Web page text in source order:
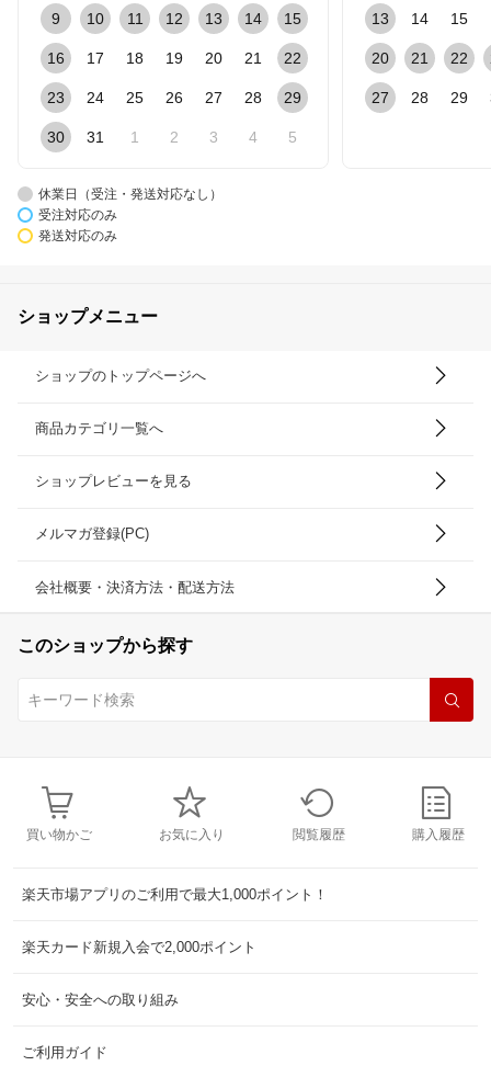
9 10 11 12 13 14 15
16 17 18 19 20 21 22
23 24 25 26 27 28 29
30 31 1 2 3 4 5
13 14 15
20 21 22
27 28 29
休業日（受注・発送対応なし）
受注対応のみ
発送対応のみ
ショップメニュー
ショップのトップページへ
商品カテゴリ一覧へ
ショップレビューを見る
メルマガ登録(PC)
会社概要・決済方法・配送方法
このショップから探す
買い物かご お気に入り 閲覧履歴 購入履歴
楽天市場アプリのご利用で最大1,000ポイント！
楽天カード新規入会で2,000ポイント
安心・安全への取り組み
ご利用ガイド